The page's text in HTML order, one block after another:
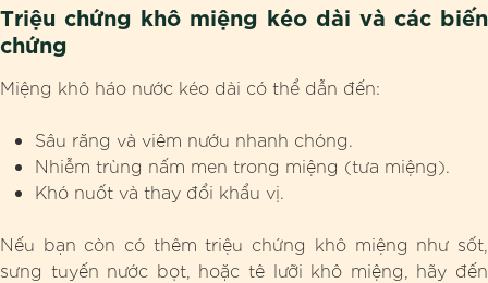
Triệu chứng khô miệng kéo dài và các biến
chứng
Miệng khô háo nước kéo dài có thể dẫn đến:
Sâu răng và viêm nướu nhanh chóng.
Nhiễm trùng nấm men trong miệng (tưa miệng).
Khó nuốt và thay đổi khẩu vị.
Nếu bạn còn có thêm triệu chứng khô miệng như sốt,
sưng tuyến nước bọt, hoặc tê lưỡi khô miệng, hãy đến